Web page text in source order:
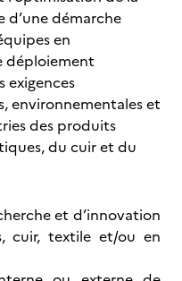
démarche
en
déploiement
exigences
environnementales et
des produits
du cuir et du
et d’innovation
cuir, textile et/ou en